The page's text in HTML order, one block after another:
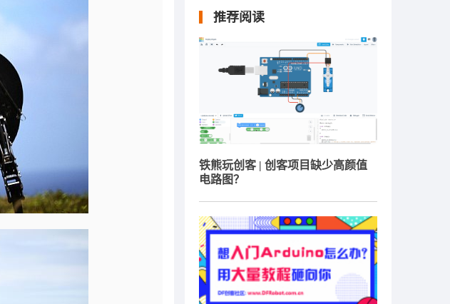
推荐阅读
铁熊玩创客 | 创客项目缺少高颜值
电路图？